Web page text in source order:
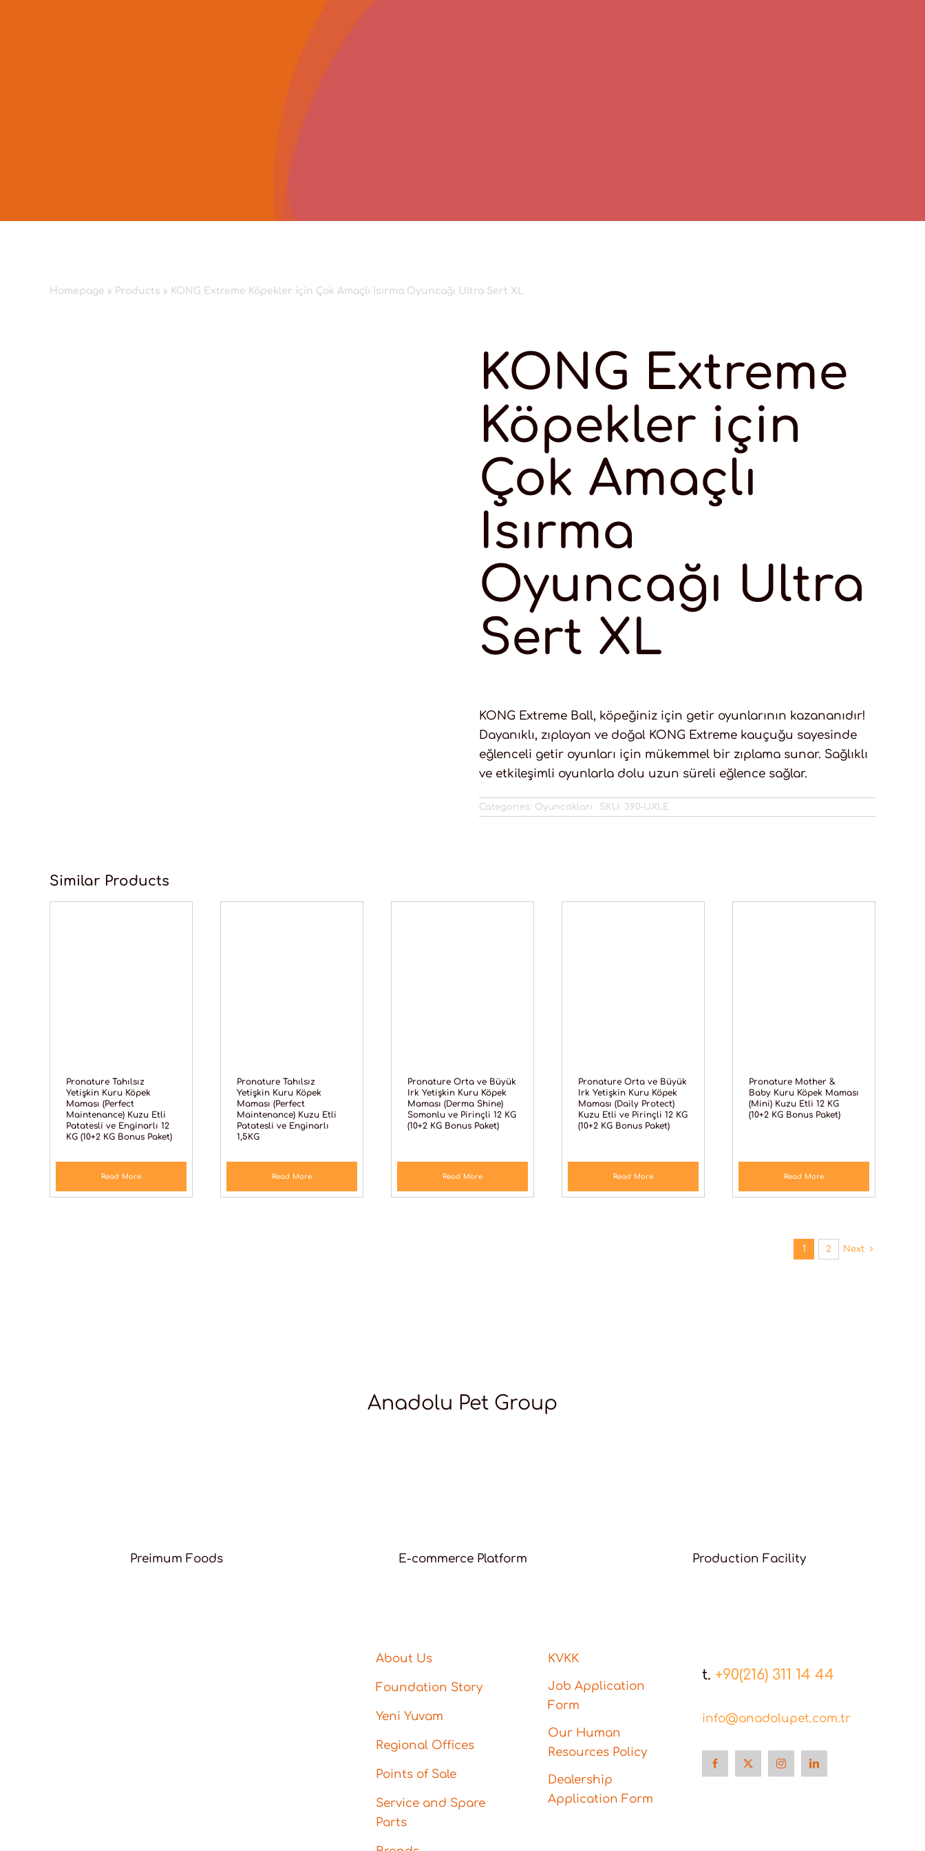
Homepage » Products » KONG Extreme Köpekler için Çok Amaçlı Isırma Oyuncağı Ultra Sert XL
KONG Extreme
Köpekler için
Çok Amaçlı
Isırma
Oyuncağı Ultra
Sert XL
KONG Extreme Ball, köpeğiniz için getir oyunlarının kazananıdır!
Dayanıklı, zıplayan ve doğal KONG Extreme kauçuğu sayesinde
eğlenceli getir oyunları için mükemmel bir zıplama sunar. Sağlıklı
ve etkileşimli oyunlarla dolu uzun süreli eğlence sağlar.
Categories: Oyuncakları SKU: 390-UXLE
Similar Products
Pronature Tahılsız
Yetişkin Kuru Köpek
Maması (Perfect
Maintenance) Kuzu Etli
Patatesli ve Enginarlı 12
KG (10+2 KG Bonus Paket)
Read More
Pronature Tahılsız
Yetişkin Kuru Köpek
Maması (Perfect
Maintenance) Kuzu Etli
Patatesli ve Enginarlı
1,5KG
Read More
Pronature Orta ve Büyük
Irk Yetişkin Kuru Köpek
Maması (Derma Shine)
Somonlu ve Pirinçli 12 KG
(10+2 KG Bonus Paket)
Read More
Pronature Orta ve Büyük
Irk Yetişkin Kuru Köpek
Maması (Daily Protect)
Kuzu Etli ve Pirinçli 12 KG
(10+2 KG Bonus Paket)
Read More
Pronature Mother &
Baby Kuru Köpek Maması
(Mini) Kuzu Etli 12 KG
(10+2 KG Bonus Paket)
Read More
1 2 Next
Anadolu Pet Group
Preimum Foods E-commerce Platform Production Facility
About Us
Foundation Story
Yeni Yuvam
Regional Offices
Points of Sale
Service and Spare
Parts
KVKK
Job Application
Form
Our Human
Resources Policy
Dealership
Application Form
t. +90(216) 311 14 44
info@anadolupet.com.tr